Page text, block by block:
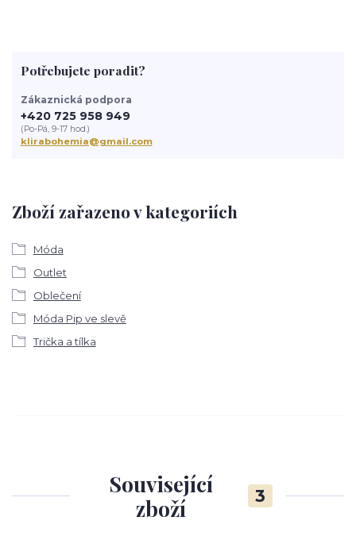
Zboží zařazeno v kategoriích
Móda
Outlet
Oblečení
Móda Pip ve slevě
Trička a tílka
Potřebujete poradit?
Zákaznická podpora
+420 725 958 949
(Po-Pá, 9-17 hod.)
klirabohemia@gmail.com
Související
zboží
3